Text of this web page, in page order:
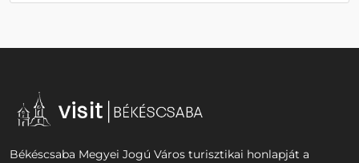
Békéscsaba Megyei Jogú Város turisztikai honlapját a